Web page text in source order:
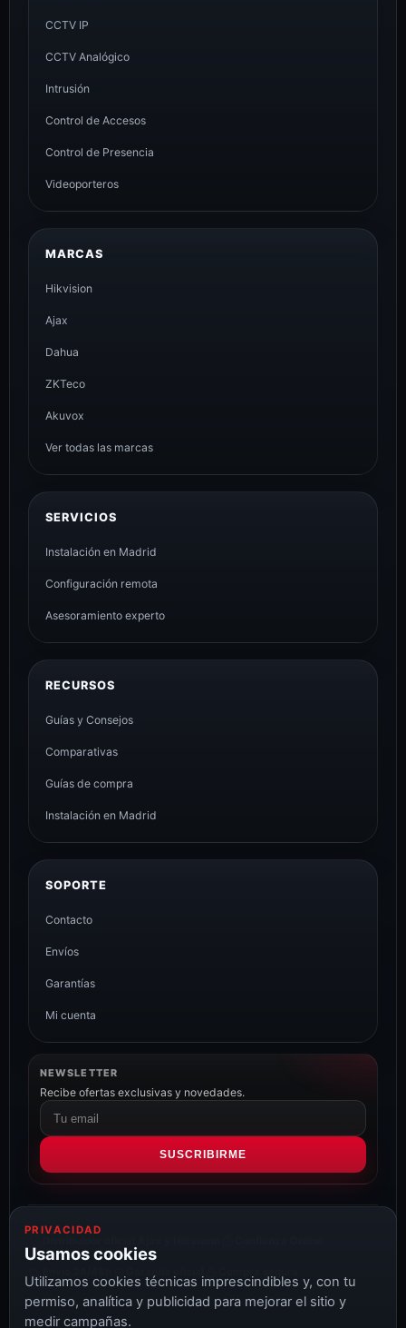
CCTV IP
CCTV Analógico
Intrusión
Control de Accesos
Control de Presencia
Videoporteros
MARCAS
Hikvision
Ajax
Dahua
ZKTeco
Akuvox
Ver todas las marcas
SERVICIOS
Instalación en Madrid
Configuración remota
Asesoramiento experto
RECURSOS
Guías y Consejos
Comparativas
Guías de compra
Instalación en Madrid
SOPORTE
Contacto
Envíos
Garantías
Mi cuenta
NEWSLETTER
Recibe ofertas exclusivas y novedades.
Correo
electrónico
SUSCRIBIRME
PRIVACIDAD
Usamos cookies
Utilizamos cookies técnicas imprescindibles y, con tu
permiso, analítica y publicidad para mejorar el sitio y
medir campañas.